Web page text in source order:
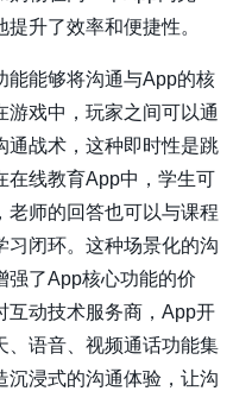
升了效率和便捷性。
能能够将沟通与App的核
游戏中，玩家之间可以通
通战术，这种即时性是跳
在线教育App中，学生可
老师的回答也可以与课程
习闭环。这种场景化的沟
强了App核心功能的价
互动技术服务商，App开
、语音、视频通话功能集
沉浸式的沟通体验，让沟